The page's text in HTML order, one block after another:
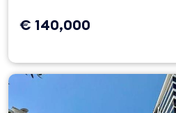
€ 140,000